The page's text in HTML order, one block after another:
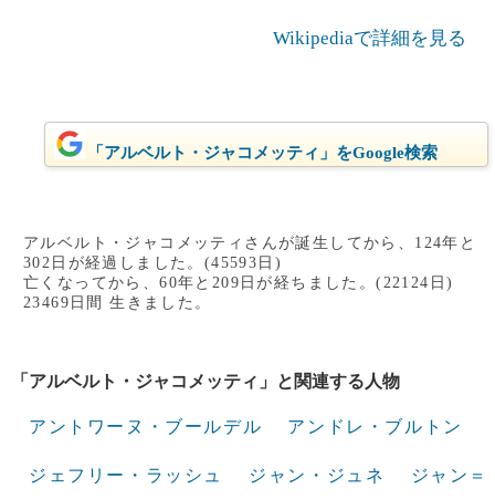
Wikipediaで詳細を見る
「アルベルト・ジャコメッティ」をGoogle検索
アルベルト・ジャコメッティさんが誕生してから、124年と
302日が経過しました。(45593日)
亡くなってから、60年と209日が経ちました。(22124日)
23469日間 生きました。
「アルベルト・ジャコメッティ」と関連する人物
アントワーヌ・ブールデル アンドレ・ブルトン
ジェフリー・ラッシュ ジャン・ジュネ ジャン＝